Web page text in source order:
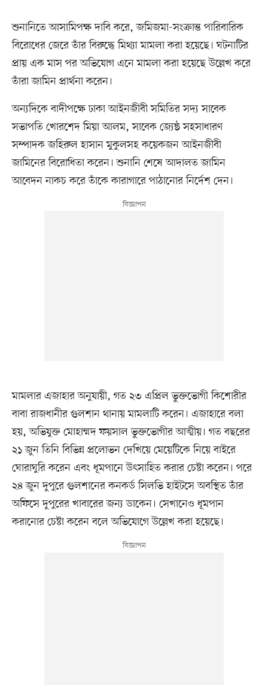
শুনানিতে আসামিপক্ষ দাবি করে, জমিজমা-সংক্রান্ত পারিবারিক
বিরোধের জেরে তাঁর বিরুদ্ধে মিথ্যা মামলা করা হয়েছে। ঘটনাটির
প্রায় এক মাস পর অভিযোগ এনে মামলা করা হয়েছে উল্লেখ করে
তাঁরা জামিন প্রার্থনা করেন।
অন্যদিকে বাদীপক্ষে ঢাকা আইনজীবী সমিতির সদ্য সাবেক
সভাপতি খোরশেদ মিয়া আলম, সাবেক জ্যেষ্ঠ সহসাধারণ
সম্পাদক জহিরুল হাসান মুকুলসহ কয়েকজন আইনজীবী
জামিনের বিরোধিতা করেন। শুনানি শেষে আদালত জামিন
আবেদন নাকচ করে তাঁকে কারাগারে পাঠানোর নির্দেশ দেন।
মামলার এজাহার অনুযায়ী, গত ২৩ এপ্রিল ভুক্তভোগী কিশোরীর
বাবা রাজধানীর গুলশান থানায় মামলাটি করেন। এজাহারে বলা
হয়, অভিযুক্ত মোহাম্মদ ফয়সাল ভুক্তভোগীর আত্মীয়। গত বছরের
২১ জুন তিনি বিভিন্ন প্রলোভন দেখিয়ে মেয়েটিকে নিয়ে বাইরে
ঘোরাঘুরি করেন এবং ধূমপানে উৎসাহিত করার চেষ্টা করেন। পরে
২৪ জুন দুপুরে গুলশানের কনকর্ড সিলভি হাইটসে অবস্থিত তাঁর
অফিসে দুপুরের খাবারের জন্য ডাকেন। সেখানেও ধূমপান
করানোর চেষ্টা করেন বলে অভিযোগে উল্লেখ করা হয়েছে।